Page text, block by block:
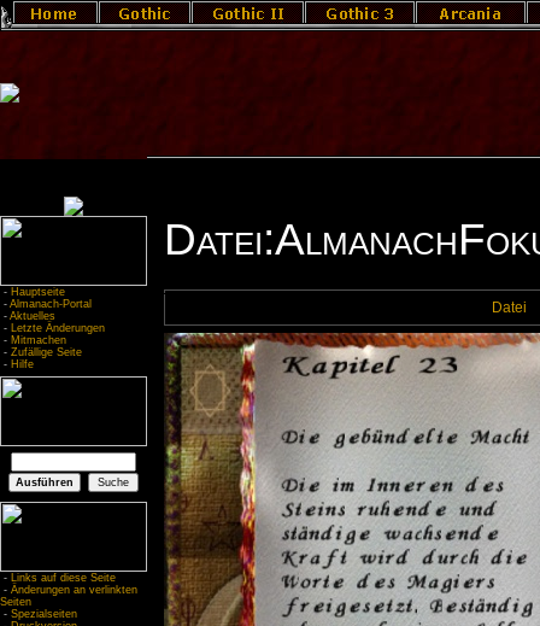
- Hauptseite
- Almanach-Portal
- Aktuelles
- Letzte Änderungen
- Mitmachen
- Zufällige Seite
- Hilfe
- Links auf diese Seite
- Änderungen an verlinkten
Seiten
- Spezialseiten
Datei